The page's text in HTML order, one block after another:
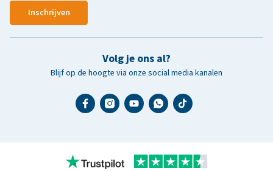
Inschrijven
Volg je ons al?
Blijf op de hoogte via onze social media kanalen